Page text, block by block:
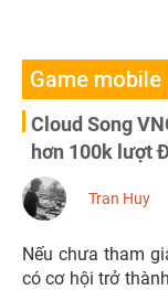
Game mobile
Cloud Song
hơn 100k lượt
Tran Huy
Nếu chưa tham
có cơ hội trở